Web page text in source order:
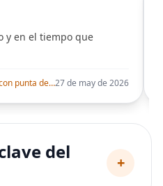
y en el tiempo que
Ohuhu Marcadores de alcohol con punta de pincel – Juego de marcadores artísticos de doble punta con certificación AP para artistas adultos27 de may de 2026
del
+